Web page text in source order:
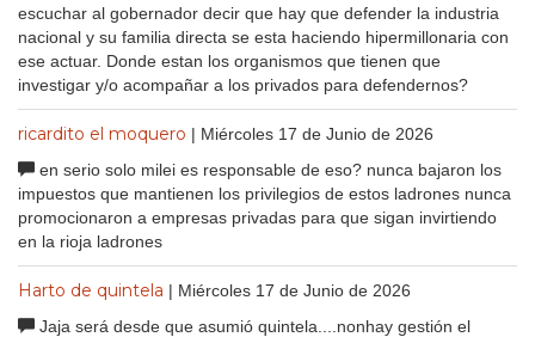
escuchar al gobernador decir que hay que defender la industria
nacional y su familia directa se esta haciendo hipermillonaria con
ese actuar. Donde estan los organismos que tienen que
investigar y/o acompañar a los privados para defendernos?
ricardito el moquero | Miércoles 17 de Junio de 2026
en serio solo milei es responsable de eso? nunca bajaron los
impuestos que mantienen los privilegios de estos ladrones nunca
promocionaron a empresas privadas para que sigan invirtiendo
en la rioja ladrones
Harto de quintela | Miércoles 17 de Junio de 2026
Jaja será desde que asumió quintela....nonhay gestión el